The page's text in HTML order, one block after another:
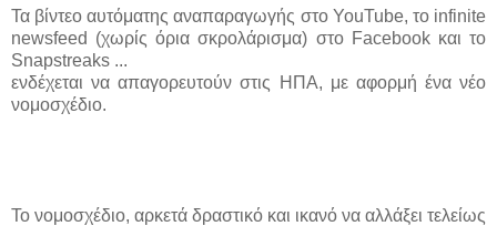
Τα βίντεο αυτόματης αναπαραγωγής στο YouTube, το infinite
newsfeed (χωρίς όρια σκρολάρισμα) στο Facebook και το
Snapstreaks ...
ενδέχεται να απαγορευτούν στις ΗΠΑ, με αφορμή ένα νέο
νομοσχέδιο.
To νομοσχέδιο, αρκετά δραστικό και ικανό να αλλάξει τελείως